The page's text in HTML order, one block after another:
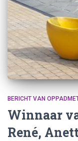
BERICHT VAN
Winnaar
René,